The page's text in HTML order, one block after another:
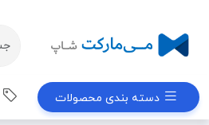
دسته بندی محصولات